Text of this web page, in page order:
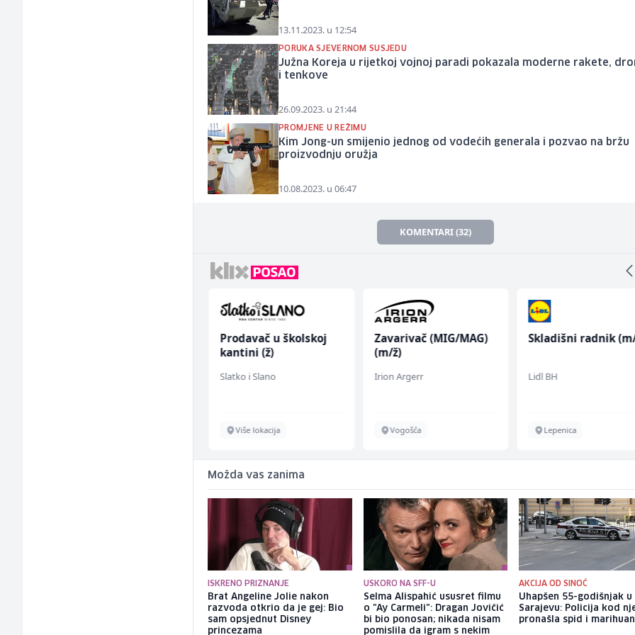
13.11.2023. u 12:54
PORUKA SJEVERNOM SUSJEDU
Južna Koreja u rijetkoj vojnoj paradi pokazala moderne rakete,
i tenkove
26.09.2023. u 21:44
PROMJENE U REŽIMU
Kim Jong-un smijenio jednog od vodećih generala i pozvao na bržu
proizvodnju oružja
10.08.2023. u 06:47
KOMENTARI (32)
Prodavač u školskoj
kantini (ž)
Slatko i Slano
Više lokacija
Zavarivač (MIG/MAG)
(m/ž)
Irion Argerr
Vogošća
Skladišni radnik
Lidl BH
Lepenica
Možda vas zanima
ISKRENO PRIZNANJE
Brat Angeline Jolie nakon
razvoda otkrio da je gej: Bio
sam opsjednut Disney
princezama
USKORO NA SFF-U
Selma Alispahić ususret filmu
o "Ay Carmeli": Dragan Jovičić
bi bio ponosan; nikada nisam
pomislila da igram s nekim
AKCIJA OD SINOĆ
Uhapšen 55-godišnjak u
Sarajevu: Policija kod
pronašla spid i